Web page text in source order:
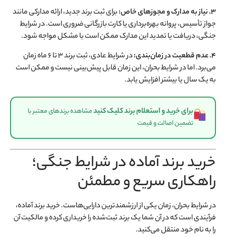
۳. نیاز به مدارک و مجوزهای خاص:
برای ثبت برند جدید، ارائه مدارکی مانند
جواز تأسیس، پروانه بهره‌برداری یا کارت بازرگانی ضروری است. در شرایط
جنگی، دریافت یا تمدید این مدارک ممکن است با مشکل مواجه شود.
۴. عدم قطعیت در زمان‌بندی:
در شرایط عادی، ثبت برند ۳ تا ۶ ماه زمان
می‌برد. اما در شرایط بحران، این زمان قابل پیش‌بینی نیست و ممکن است
به یک سال یا بیشتر افزایش یابد.
برای خرید و استعلام برند کلیک کنیدمشاهده برندهای معتبر با
تضمین اصالت و قیمت
خرید برند آماده در شرایط جنگی؛
راهکاری سریع و مطمئن
در شرایط بحران، زمان یکی از ارزشمندترین دارایی‌هاست. خرید برند آماده،
فرآیندی است که در آن شما یک برند ثبت‌شده را خریداری کرده و مالکیت آن
را به نام خود منتقل می‌کنید.